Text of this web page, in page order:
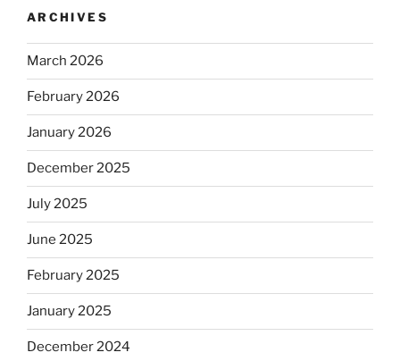
ARCHIVES
March 2026
February 2026
January 2026
December 2025
July 2025
June 2025
February 2025
January 2025
December 2024